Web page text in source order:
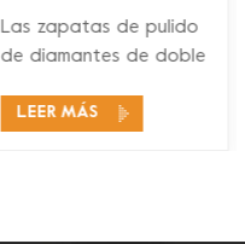
dobles Husqvarna Redi
Lock para piso de
Las zapatas de pulido
de diamantes de doble
Redi Lock son
LEER MÁS